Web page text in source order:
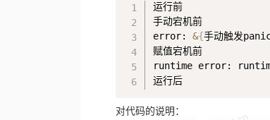
运行前
手动宕机前
error: &{手动触发
赋值宕机前
runtime error:
运行后
对代码的说明：